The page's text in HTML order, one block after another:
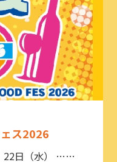
ス2026
22日（水） ……